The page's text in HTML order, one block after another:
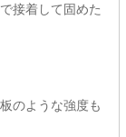
接着して固めた
のような強度も